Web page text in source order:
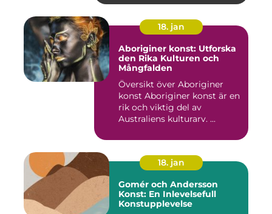
18. jan
Aboriginer konst: Utforska
den Rika Kulturen och
Mångfalden
Översikt över Aboriginer
konst Aboriginer konst är en
rik och viktig del av
Australiens kulturarv. ...
18. jan
Gomér och Andersson
Konst: En Inlevelsefull
Konstupplevelse